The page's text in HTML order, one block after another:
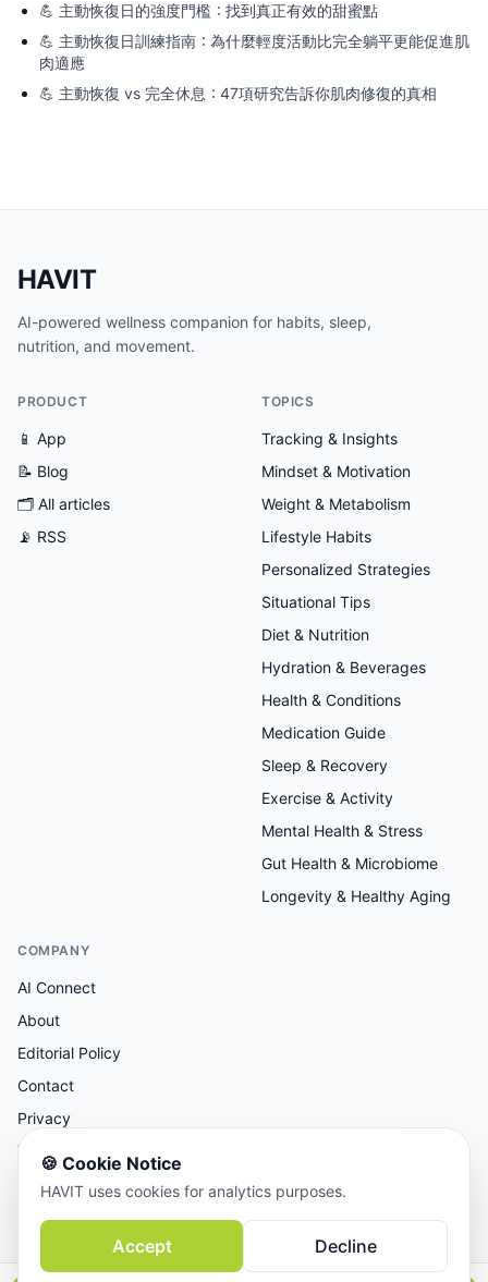
💪 主動恢復日的強度門檻：找到真正有效的甜蜜點
💪 主動恢復日訓練指南：為什麼輕度活動比完全躺平更能促進肌
肉適應
💪 主動恢復 vs 完全休息：47項研究告訴你肌肉修復的真相
HAVIT
AI-powered wellness companion for habits, sleep,
nutrition, and movement.
PRODUCT
📱 App
📝 Blog
🗂 All articles
📡 RSS
TOPICS
Tracking & Insights
Mindset & Motivation
Weight & Metabolism
Lifestyle Habits
Personalized Strategies
Situational Tips
Diet & Nutrition
Hydration & Beverages
Health & Conditions
Medication Guide
Sleep & Recovery
Exercise & Activity
Mental Health & Stress
Gut Health & Microbiome
Longevity & Healthy Aging
COMPANY
AI Connect
About
Editorial Policy
Contact
Privacy
Terms
AI-assisted research, human-reviewed editorial.
🍪 Cookie Notice
HAVIT uses cookies for analytics purposes.
Accept Decline